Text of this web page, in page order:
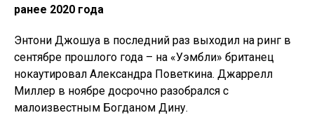
ранее 2020 года
Энтони Джошуа в последний раз выходил на ринг в
сентябре прошлого года – на «Уэмбли» британец
нокаутировал Александра Поветкина. Джаррелл
Миллер в ноябре досрочно разобрался с
малоизвестным Богданом Дину.